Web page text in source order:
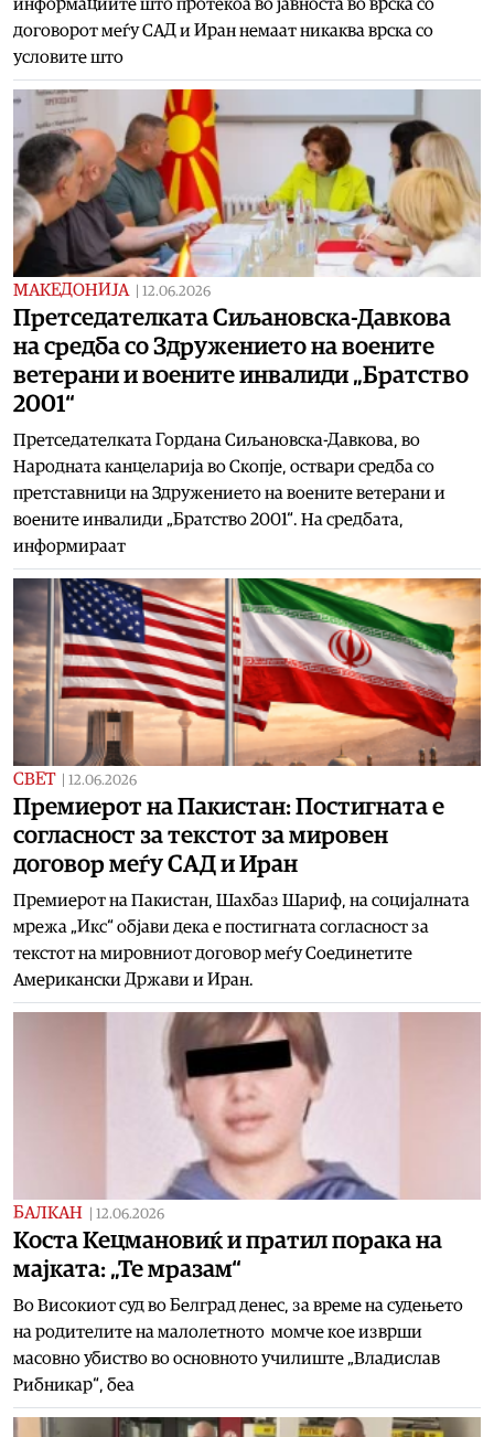
информациите што протекоа во јавноста во врска со
договорот меѓу САД и Иран немаат никаква врска со
условите што
МАКЕДОНИЈА 12.06.2026
Претседателката Сиљановска-Давкова
на средба со Здружението на воените
ветерани и воените инвалиди „Братство
2001“
Претседателката Гордана Сиљановска-Давкова, во
Народната канцеларија во Скопје, оствари средба со
претставници на Здружението на воените ветерани и
воените инвалиди „Братство 2001“. На средбата,
информираат
СВЕТ 12.06.2026
Премиерот на Пакистан: Постигната е
согласност за текстот за мировен
договор меѓу САД и Иран
Премиерот на Пакистан, Шахбаз Шариф, на социјалната
мрежа „Икс“ објави дека е постигната согласност за
текстот на мировниот договор меѓу Соединетите
Американски Држави и Иран.
БАЛКАН 12.06.2026
Koста Кецмановиќ и пратил порака на
мајката: „Те мразам“
Во Високиот суд во Белград денес, за време на судењето
на родителите на малолетното момче кое изврши
масовно убиство во основното училиште „Владислав
Рибникар“, беа